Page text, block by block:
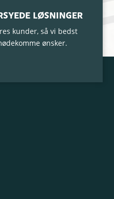
LØSNINGER
kunder, så vi bedst
ønsker.